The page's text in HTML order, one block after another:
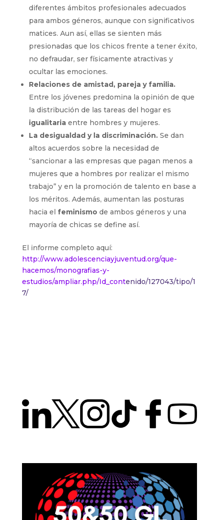
diferentes ámbitos profesionales adecuados
para ambos géneros, aunque con significativos
matices. Aun así, ellas se sienten más
presionadas que los chicos frente a tener éxito,
no defraudar, ser físicamente atractivas y
ocultar las emociones.
Relaciones de amistad, pareja y familia.
Entre los jóvenes predomina la opinión de que
la distribución de las tareas del hogar es
igualitariaentre hombres y mujeres.
La desigualdad y la discriminación.Se dan
altos acuer­dos sobre la necesidad de
“sancionar a las empresas que pagan menos a
mu­jeres que a hombres por realizar el mismo
trabajo” y en la promoción de talento en base a
los méritos. Además, aumentan las posturas
hacia el feminismode ambos géneros y una
mayoría de chicas se define así.
El informe completo aquí:
http://www.adolescenciayjuventud.org/que-
hacemos/monografias-y-
estudios/ampliar.php/Id_contenido/127043/tipo/1
7/